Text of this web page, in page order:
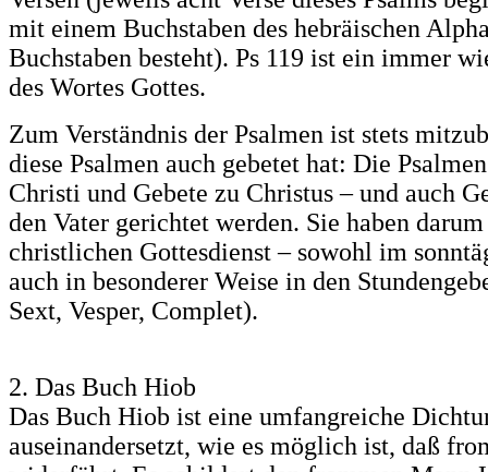
mit einem Buchstaben des hebräischen
Buchstaben besteht). Ps 119 ist ein immer
des Wortes Gottes.
Zum Verständnis der Psalmen ist stets
diese Psalmen auch gebetet hat: Die
Christi und Gebete zu Christus – und auch
den Vater gerichtet werden. Sie haben
christlichen Gottesdienst – sowohl im
auch in besonderer Weise in den
Sext, Vesper, Complet).
2. Das Buch Hiob
Das Buch Hiob ist eine umfangreiche
auseinandersetzt, wie es möglich ist, daß